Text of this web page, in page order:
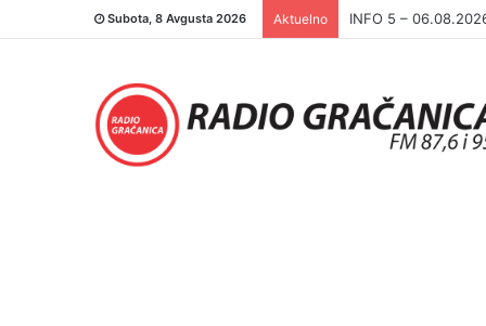
Subota, 8 Avgusta 2026 Aktuelno INFO 5 –